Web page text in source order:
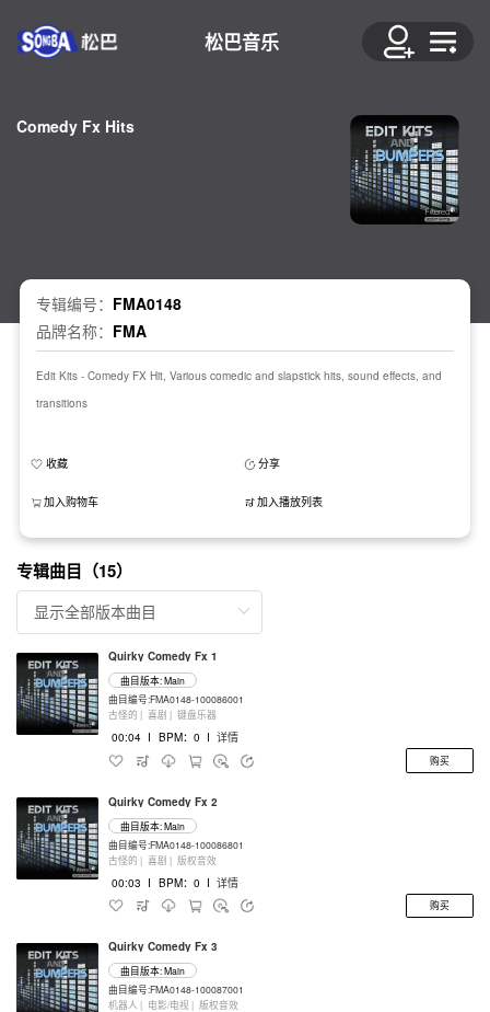
松巴音乐
Comedy Fx Hits
专辑编号： FMA0148
品牌名称： FMA
Edit Kits - Comedy FX Hit, Various comedic and slapstick hits, sound effects, and
transitions
收藏 分享
加入购物车 加入播放列表
专辑曲目（15）
Quirky Comedy Fx 1
曲目版本: Main
曲目编号:FMA0148-100086001
古怪的 | 喜剧 | 键盘乐器
00:04 I BPM：0 I 详情
购买
Quirky Comedy Fx 2
曲目版本: Main
曲目编号:FMA0148-100086801
古怪的 | 喜剧 | 版权音效
00:03 I BPM：0 I 详情
购买
Quirky Comedy Fx 3
曲目版本: Main
曲目编号:FMA0148-100087001
机器人 | 电影/电视 | 版权音效